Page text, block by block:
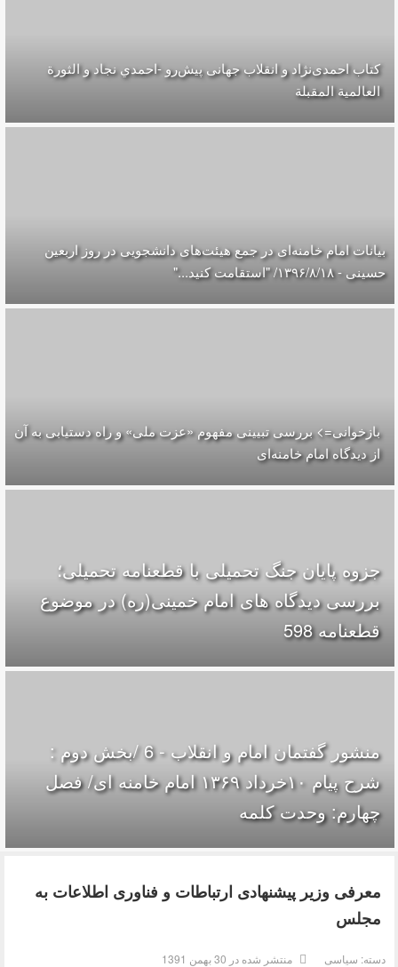
کتاب احمدی‌نژاد و انقلاب جهانی پيش‌رو -احمدي نجاد و الثورة
العالمیة المقبلة
بیانات امام خامنه‌ای در جمع هیئت‌های دانشجویی در روز اربعین
حسینی - ۱۳۹۶/۸/۱۸/ "استقامت کنید..."
بازخوانی=> بررسی تبیینی مفهوم «عزت ملی» و راه دستیابی به آن
از دیدگاه امام خامنه‌ای
جزوه پایان جنگ تحمیلی با قطعنامه تحمیلی؛
بررسی دیدگاه های امام خمینی(ره) در موضوع
قطعنامه 598
منشور گفتمان امام و انقلاب - 6 /بخش دوم :
شرح پیام ۱۰خرداد ۱۳۶۹ امام خامنه ای/ فصل
چهارم: وحدت کلمه
معرفی وزیر پیشنهادی ارتباطات و فناوری اطلاعات به
مجلس
دسته: سیاسی منتشر شده در 30 بهمن 1391